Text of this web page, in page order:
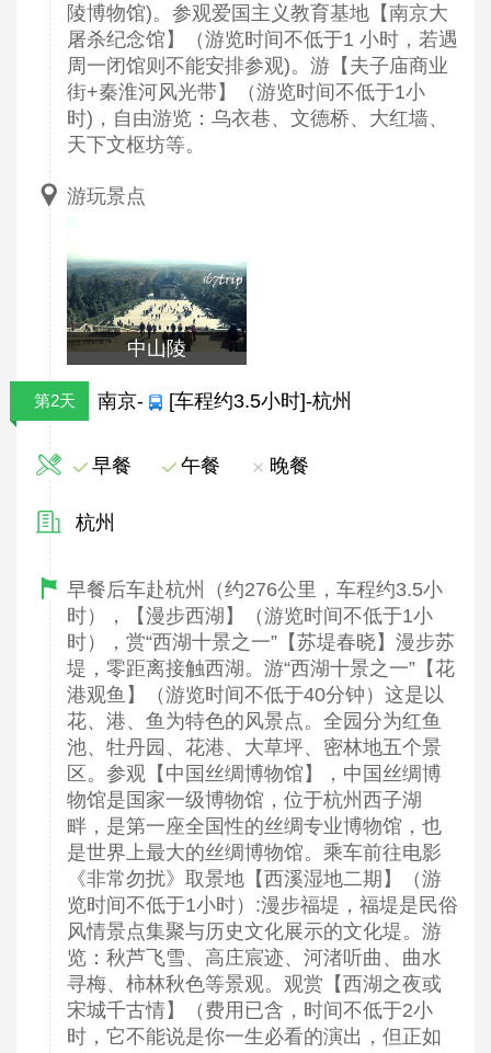
陵博物馆)。参观爱国主义教育基地【南京大
屠杀纪念馆】（游览时间不低于1 小时，若遇
周一闭馆则不能安排参观)。游【夫子庙商业
街+秦淮河风光带】（游览时间不低于1小
时)，自由游览：乌衣巷、文德桥、大红墙、
天下文枢坊等。
游玩景点
中山陵
第2天 南京- [车程约3.5小时]-杭州
早餐 午餐 晚餐
杭州
早餐后车赴杭州（约276公里，车程约3.5小
时），【漫步西湖】（游览时间不低于1小
时），赏“西湖十景之一”【苏堤春晓】漫步苏
堤，零距离接触西湖。游“西湖十景之一”【花
港观鱼】（游览时间不低于40分钟）这是以
花、港、鱼为特色的风景点。全园分为红鱼
池、牡丹园、花港、大草坪、密林地五个景
区。参观【中国丝绸博物馆】，中国丝绸博
物馆是国家一级博物馆，位于杭州西子湖
畔，是第一座全国性的丝绸专业博物馆，也
是世界上最大的丝绸博物馆。乘车前往电影
《非常勿扰》取景地【西溪湿地二期】（游
览时间不低于1小时）:漫步福堤，福堤是民俗
风情景点集聚与历史文化展示的文化堤。游
览：秋芦飞雪、高庄宸迹、河渚听曲、曲水
寻梅、柿林秋色等景观。观赏【西湖之夜或
宋城千古情】（费用已含，时间不低于2小
时，它不能说是你一生必看的演出，但正如